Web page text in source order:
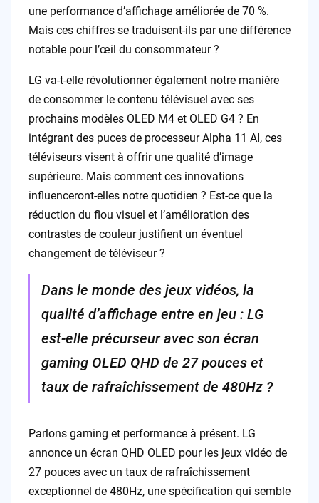
une performance d’affichage améliorée de 70 %.
Mais ces chiffres se traduisent-ils par une différence
notable pour l’œil du consommateur ?
LG va-t-elle révolutionner également notre manière
de consommer le contenu télévisuel avec ses
prochains modèles OLED M4 et OLED G4 ? En
intégrant des puces de processeur Alpha 11 AI, ces
téléviseurs visent à offrir une qualité d’image
supérieure. Mais comment ces innovations
influenceront-elles notre quotidien ? Est-ce que la
réduction du flou visuel et l’amélioration des
contrastes de couleur justifient un éventuel
changement de téléviseur ?
Dans le monde des jeux vidéos, la
qualité d’affichage entre en jeu : LG
est-elle précurseur avec son écran
gaming OLED QHD de 27 pouces et
taux de rafraîchissement de 480Hz ?
Parlons gaming et performance à présent. LG
annonce un écran QHD OLED pour les jeux vidéo de
27 pouces avec un taux de rafraîchissement
exceptionnel de 480Hz, une spécification qui semble